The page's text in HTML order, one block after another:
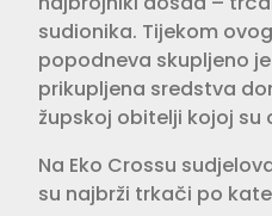
sudionika. Tijekom
popodneva skupljeno
prikupljena sredstva
župskoj obitelji kojoj
Na Eko Crossu
su najbrži trkači po